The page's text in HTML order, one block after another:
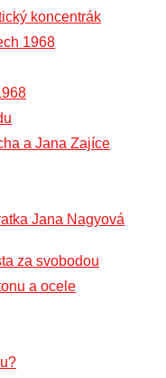
koncentrák
1968
a Jana Zajíce
Jana Nagyová
za svobodou
a ocele